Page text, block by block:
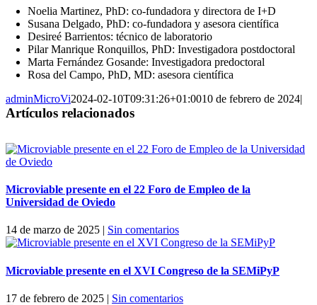
Noelia Martinez, PhD: co-fundadora y directora de I+D
Susana Delgado, PhD: co-fundadora y asesora científica
Desireé Barrientos: técnico de laboratorio
Pilar Manrique Ronquillos, PhD: Investigadora postdoctoral
Marta Fernández Gosande: Investigadora predoctoral
Rosa del Campo, PhD, MD: asesora científica
adminMicroVi2024-02-10T09:31:26+01:0010 de febrero de 2024|
Artículos relacionados
Microviable presente en el 22 Foro de Empleo de la
Universidad de Oviedo
14 de marzo de 2025 | Sin comentarios
Microviable presente en el XVI Congreso de la SEMiPyP
17 de febrero de 2025 | Sin comentarios